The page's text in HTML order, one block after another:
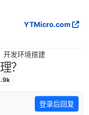
YTMicro.com
开发环境搭建
？
登录后回复